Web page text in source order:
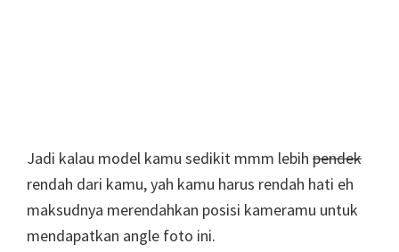
Jadi kalau model kamu sedikit mmm lebih pendek
rendah dari kamu, yah kamu harus rendah hati eh
maksudnya merendahkan posisi kameramu untuk
mendapatkan angle foto ini.